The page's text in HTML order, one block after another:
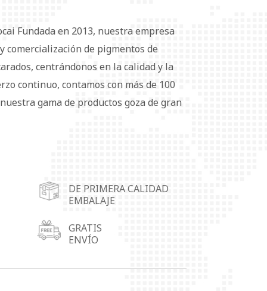
Fundada en 2013, nuestra empresa
comercialización de pigmentos de
centrándonos en la calidad y la
continuo, contamos con más de 100
gama de productos goza de gran
de aluminio se utilizan
tintas, plásticos, caucho, tejidos,
de embalaje y materiales
soluciones para necesidades y
DE PRIMERA CALIDAD
EMBALAJE
GRATIS
ENVÍO